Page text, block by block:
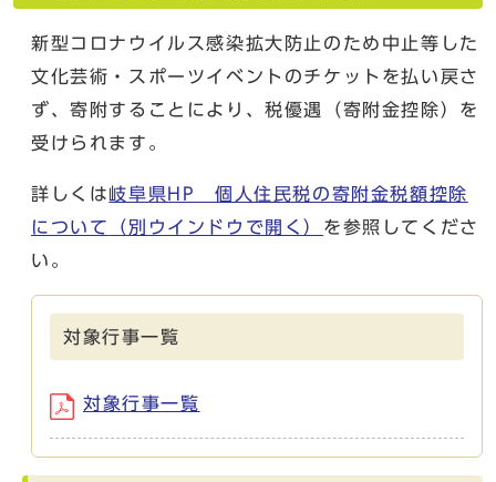
新型コロナウイルス感染拡大防止のため中止等した
文化芸術・スポーツイベントのチケットを払い戻さ
ず、寄附することにより、税優遇（寄附金控除）を
受けられます。
詳しくは岐阜県HP 個人住民税の寄附金税額控除
について
（別ウインドウで開く） を参照してくださ
い。
対象行事一覧
対象行事一覧